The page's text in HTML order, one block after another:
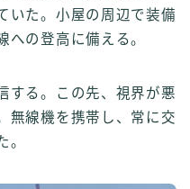
いた。小屋の周辺で装備
への登高に備える。
する。この先、視界が悪
無線機を携帯し、常に交
。